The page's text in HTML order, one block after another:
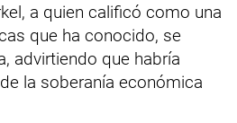
a quien calificó como una
que ha conocido, se
advirtiendo que habría
la soberanía económica